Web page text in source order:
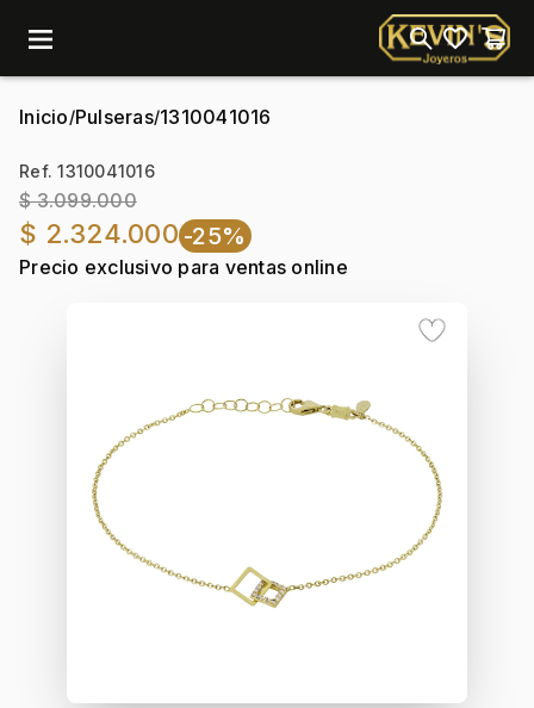
menu
Inicio/Pulseras/1310041016
Ref. 1310041016
$ 3.099.000
$ 2.324.000 -25%
Precio exclusivo para ventas online